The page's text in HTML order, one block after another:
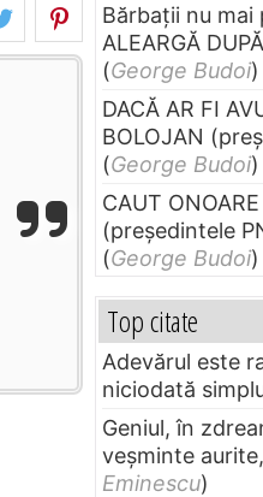
Bărbaţii nu mai
ALEARGĂ
(George Budoi)
DACĂ AR FI
BOLOJAN
(George Budoi)
CAUT
(preşedintele
(George Budoi)
Top citate
Adevărul este
niciodată
Geniul, în
veşminte
Eminescu)